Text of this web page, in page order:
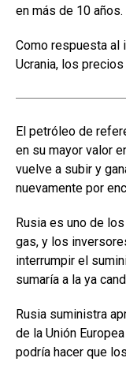
en más de 10 años.
Como respuesta al
Ucrania, los
El petróleo de
en su mayor valor
vuelve a subir y
nuevamente por
Rusia es uno de
gas, y los
interrumpir el
sumaría a la ya
Rusia suministra
de la Unión
podría hacer que